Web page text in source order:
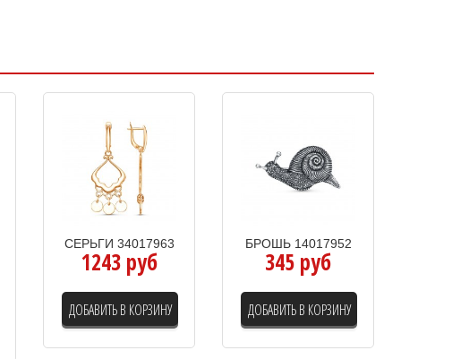
СЕРЬГИ 34017963
1243 руб
ДОБАВИТЬ В КОРЗИНУ
БРОШЬ 14017952
345 руб
ДОБАВИТЬ В КОРЗИНУ